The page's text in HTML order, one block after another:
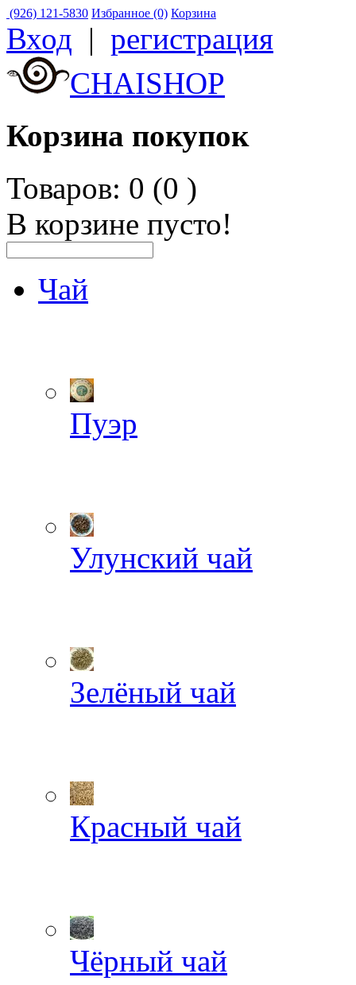
(926) 121-5830 Избранное (0) Корзина
Вход | регистрация
CHAISHOP
Корзина покупок
Товаров: 0 (0 )
В корзине пусто!
Чай
Пуэр
Улунский чай
Зелёный чай
Красный чай
Чёрный чай